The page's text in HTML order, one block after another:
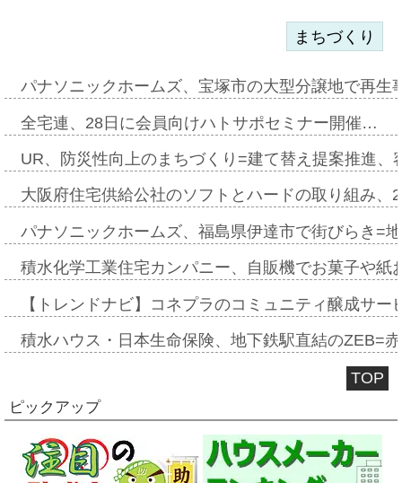
まちづくり
パナソニックホームズ、宝塚市の大型分譲地で再
全宅連、28日に会員向けハトサポセミナー開催…
UR、防災性向上のまちづくり=建て替え提案推進
大阪府住宅供給公社のソフトとハードの取り組み
パナソニックホームズ、福島県伊達市で街びらき=
積水化学工業住宅カンパニー、自販機でお菓子や
【トレンドナビ】コネプラのコミュニティ醸成サ
積水ハウス・日本生命保険、地下鉄駅直結のZEB=
TOP
ピックアップ